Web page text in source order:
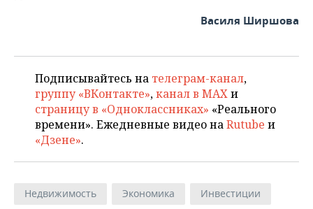
Василя Ширшова
Подписывайтесь на телеграм-канал,
группу «ВКонтакте»,канал в MAXи
страницу в «Одноклассниках» «Реального
времени». Ежедневные видео наRutube и
«Дзене».
Недвижимость Экономика
Инвестиции